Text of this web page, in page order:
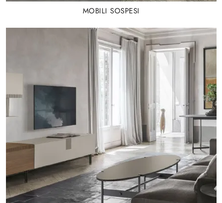
MOBILI SOSPESI